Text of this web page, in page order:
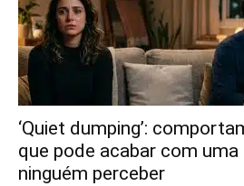
‘Quiet dumping’:
que pode acabar com
ninguém perceber